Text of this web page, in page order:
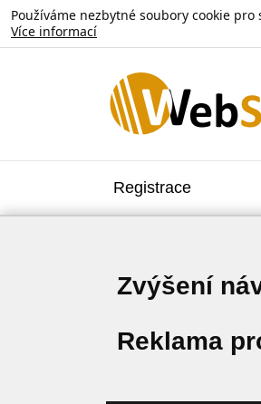
Používáme nezbytné soubory cookie
Více informací
Registrace
Zvýšení
Reklama